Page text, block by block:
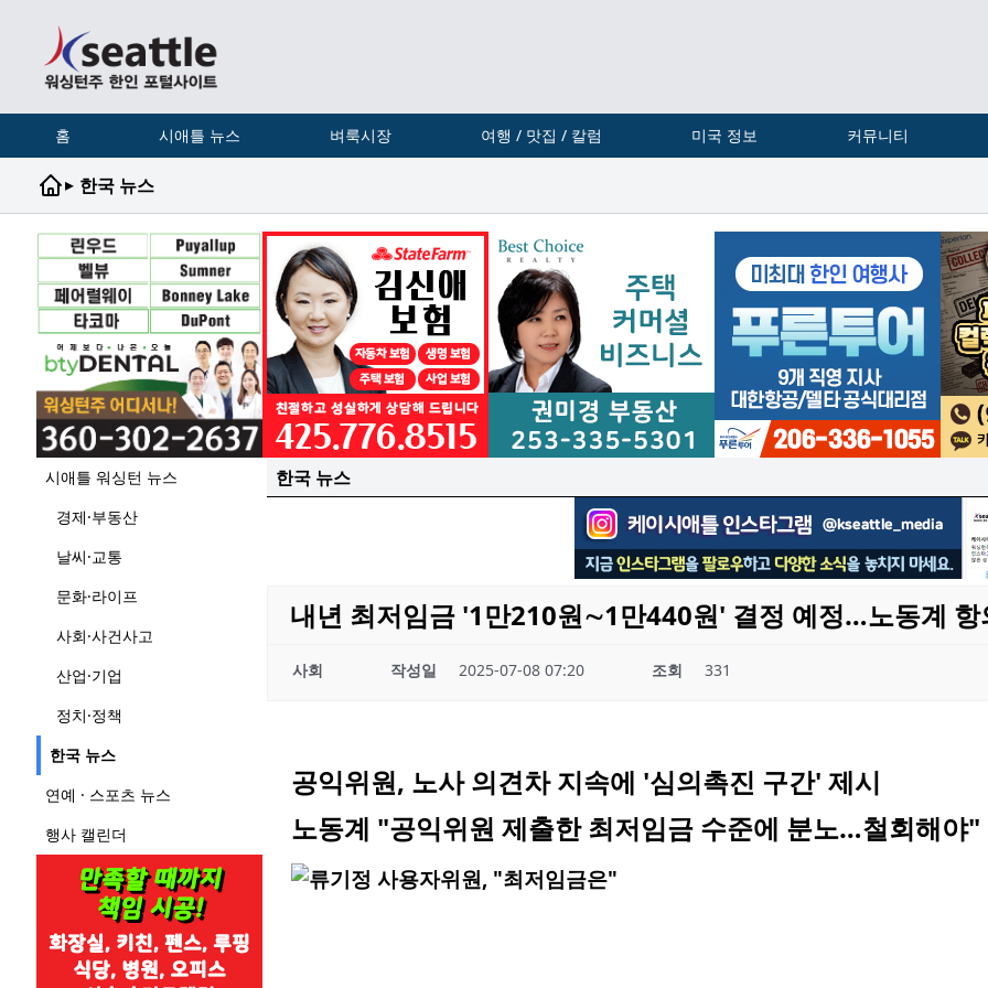
홈 시애틀 뉴스 벼룩시장 여행 / 맛집 / 칼럼 미국 정보 커뮤니티
▸ 한국 뉴스
시애틀 워싱턴 뉴스
경제·부동산
날씨·교통
문화·라이프
사회·사건사고
산업·기업
정치·정책
한국 뉴스
연예 · 스포츠 뉴스
행사 캘린더
한국 뉴스
내년 최저임금 '1만210원∼1만440원' 결정 예정…노동계 항
사회 작성일 2025-07-08 07:20 조회 331
공익위원, 노사 의견차 지속에 '심의촉진 구간' 제시
노동계 "공익위원 제출한 최저임금 수준에 분노…철회해야"